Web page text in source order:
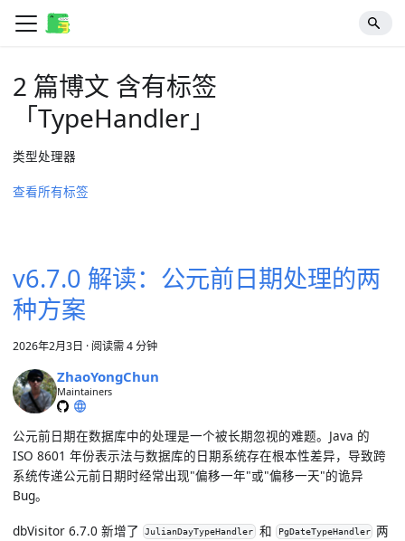
2 篇博文 含有标签
「TypeHandler」
类型处理器
查看所有标签
v6.7.0 解读：公元前日期处理的两
种方案
2026年2月3日 · 阅读需 4 分钟
ZhaoYongChun
Maintainers
公元前日期在数据库中的处理是一个被长期忽视的难题。Java 的
ISO 8601 年份表示法与数据库的日期系统存在根本性差异，导致跨
系统传递公元前日期时经常出现"偏移一年"或"偏移一天"的诡异
Bug。
dbVisitor 6.7.0 新增了 JulianDayTypeHandler 和 PgDateTypeHandler 两